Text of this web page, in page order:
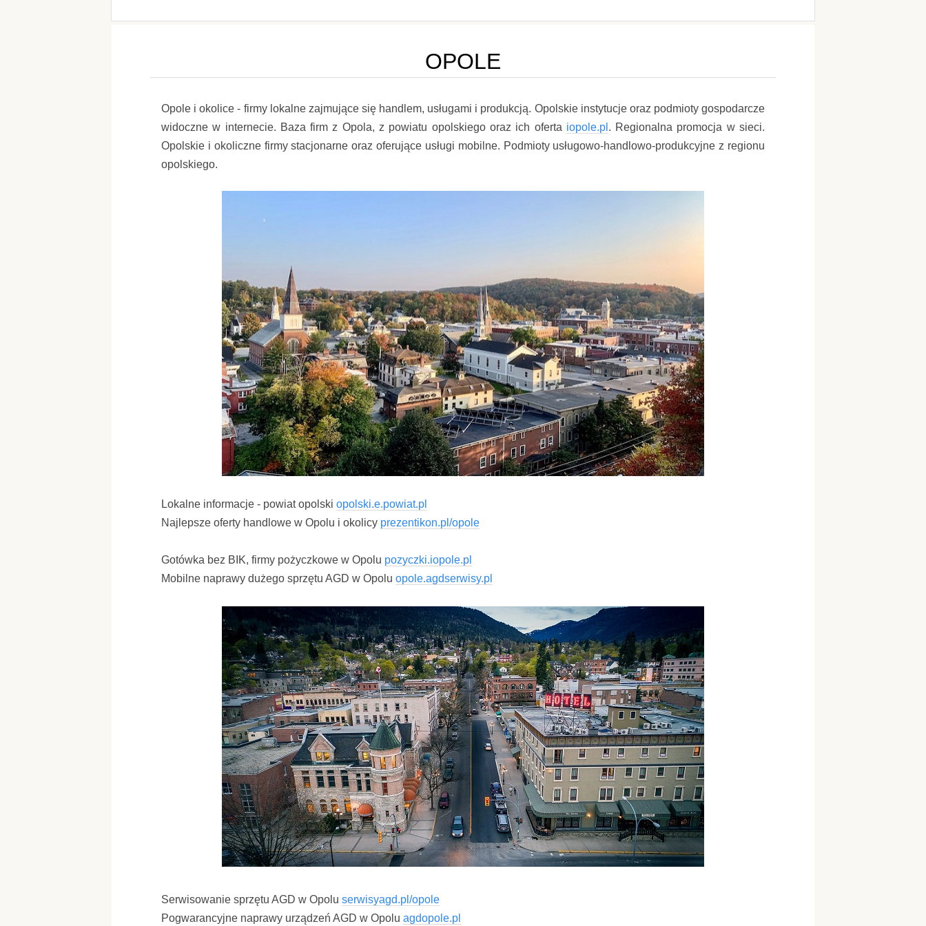
OPOLE
Opole i okolice - firmy lokalne zajmujące się handlem, usługami i produkcją. Opolskie instytucje oraz podmioty gospodarcze
widoczne w internecie. Baza firm z Opola, z powiatu opolskiego oraz ich oferta iopole.pl . Regionalna promocja w sieci.
Opolskie i okoliczne firmy stacjonarne oraz oferujące usługi mobilne. Podmioty usługowo-handlowo-produkcyjne z regionu
opolskiego.
Lokalne informacje - powiat opolski opolski.e.powiat.pl
Najlepsze oferty handlowe w Opolu i okolicy prezentikon.pl/opole
Gotówka bez BIK, firmy pożyczkowe w Opolu pozyczki.iopole.pl
Mobilne naprawy dużego sprzętu AGD w Opolu opole.agdserwisy.pl
Serwisowanie sprzętu AGD w Opolu serwisyagd.pl/opole
Pogwarancyjne naprawy urządzeń AGD w Opolu agdopole.pl